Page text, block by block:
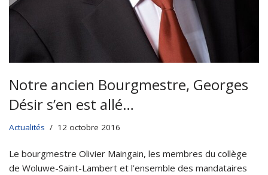
Notre ancien Bourgmestre, Georges
Désir s’en est allé…
Actualités 12 octobre 2016
Le bourgmestre Olivier Maingain, les membres du collège
de Woluwe-Saint-Lambert et l’ensemble des mandataires